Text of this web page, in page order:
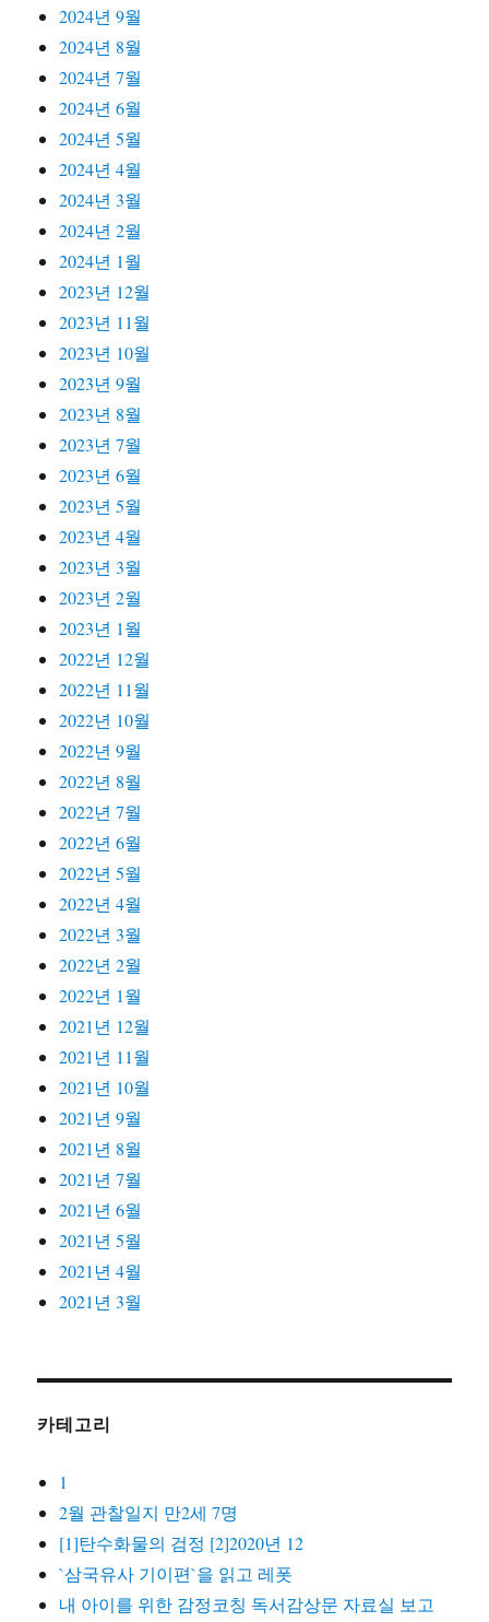
2024년 9월
2024년 8월
2024년 7월
2024년 6월
2024년 5월
2024년 4월
2024년 3월
2024년 2월
2024년 1월
2023년 12월
2023년 11월
2023년 10월
2023년 9월
2023년 8월
2023년 7월
2023년 6월
2023년 5월
2023년 4월
2023년 3월
2023년 2월
2023년 1월
2022년 12월
2022년 11월
2022년 10월
2022년 9월
2022년 8월
2022년 7월
2022년 6월
2022년 5월
2022년 4월
2022년 3월
2022년 2월
2022년 1월
2021년 12월
2021년 11월
2021년 10월
2021년 9월
2021년 8월
2021년 7월
2021년 6월
2021년 5월
2021년 4월
2021년 3월
카테고리
1
2월 관찰일지 만2세 7명
[1]탄수화물의 검정 [2]2020년 12
`삼국유사 기이편`을 읽고 레폿
내 아이를 위한 감정코칭 독서감상문 자료실 보고